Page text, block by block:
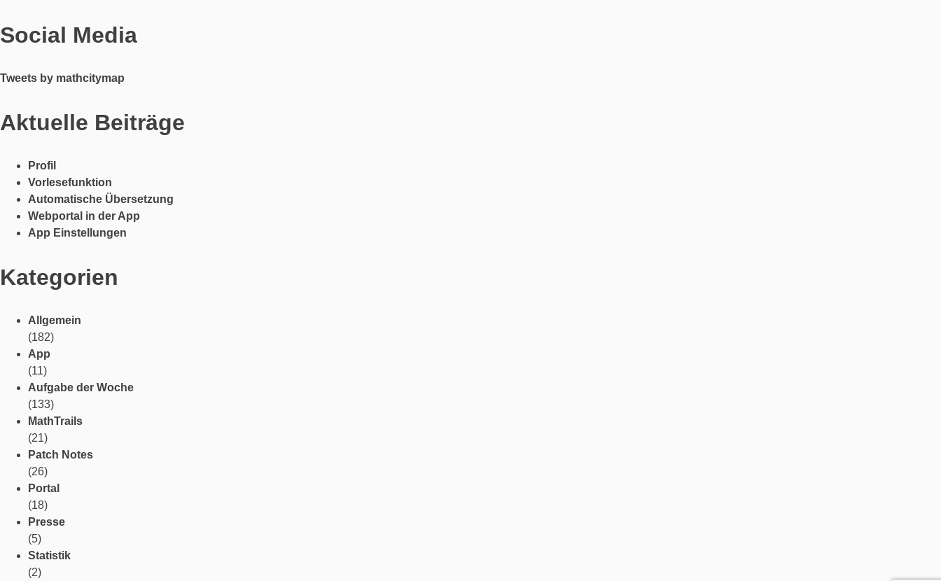
Social Media
Tweets by mathcitymap
Aktuelle Beiträge
Profil
Vorlesefunktion
Automatische Übersetzung
Webportal in der App
App Einstellungen
Kategorien
Allgemein
(182)
App
(11)
Aufgabe der Woche
(133)
MathTrails
(21)
Patch Notes
(26)
Portal
(18)
Presse
(5)
Statistik
(2)